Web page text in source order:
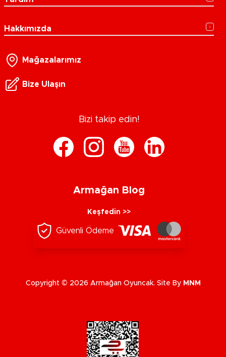
Hakkımızda
Mağazalarımız
Bize Ulaşın
Bizi takip edin!
Armağan Blog
Keşfedin >>
Güvenli Ödeme
Copyright © 2026 Armağan Oyuncak. Site By MNM